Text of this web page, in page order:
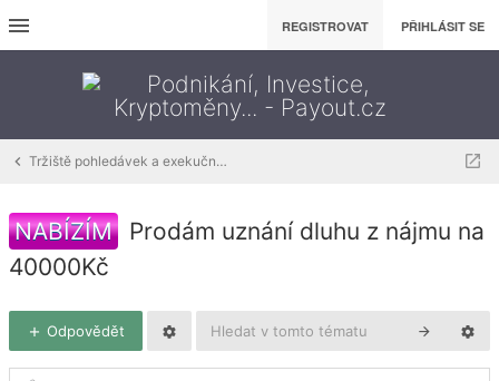
REGISTROVAT PŘIHLÁSIT SE
Tržiště pohledávek a exekučních titulů
NABÍZÍM
Prodám uznání dluhu z nájmu na
40000Kč
Odpovědět